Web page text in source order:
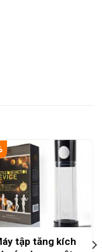
tập tăng kích